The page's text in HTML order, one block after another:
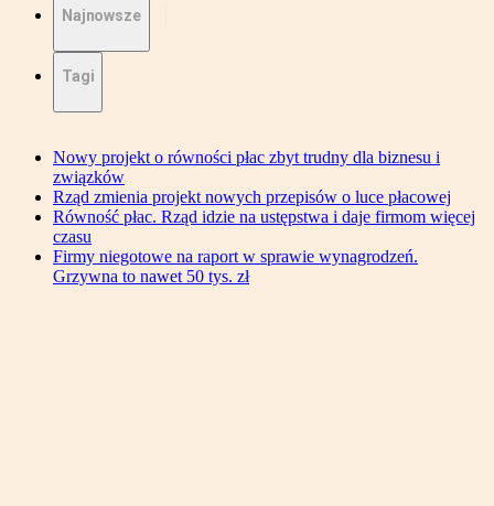
Najnowsze
Tagi
Nowy projekt o równości płac zbyt trudny dla biznesu i
związków
Rząd zmienia projekt nowych przepisów o luce płacowej
Równość płac. Rząd idzie na ustępstwa i daje firmom więcej
czasu
Firmy niegotowe na raport w sprawie wynagrodzeń.
Grzywna to nawet 50 tys. zł